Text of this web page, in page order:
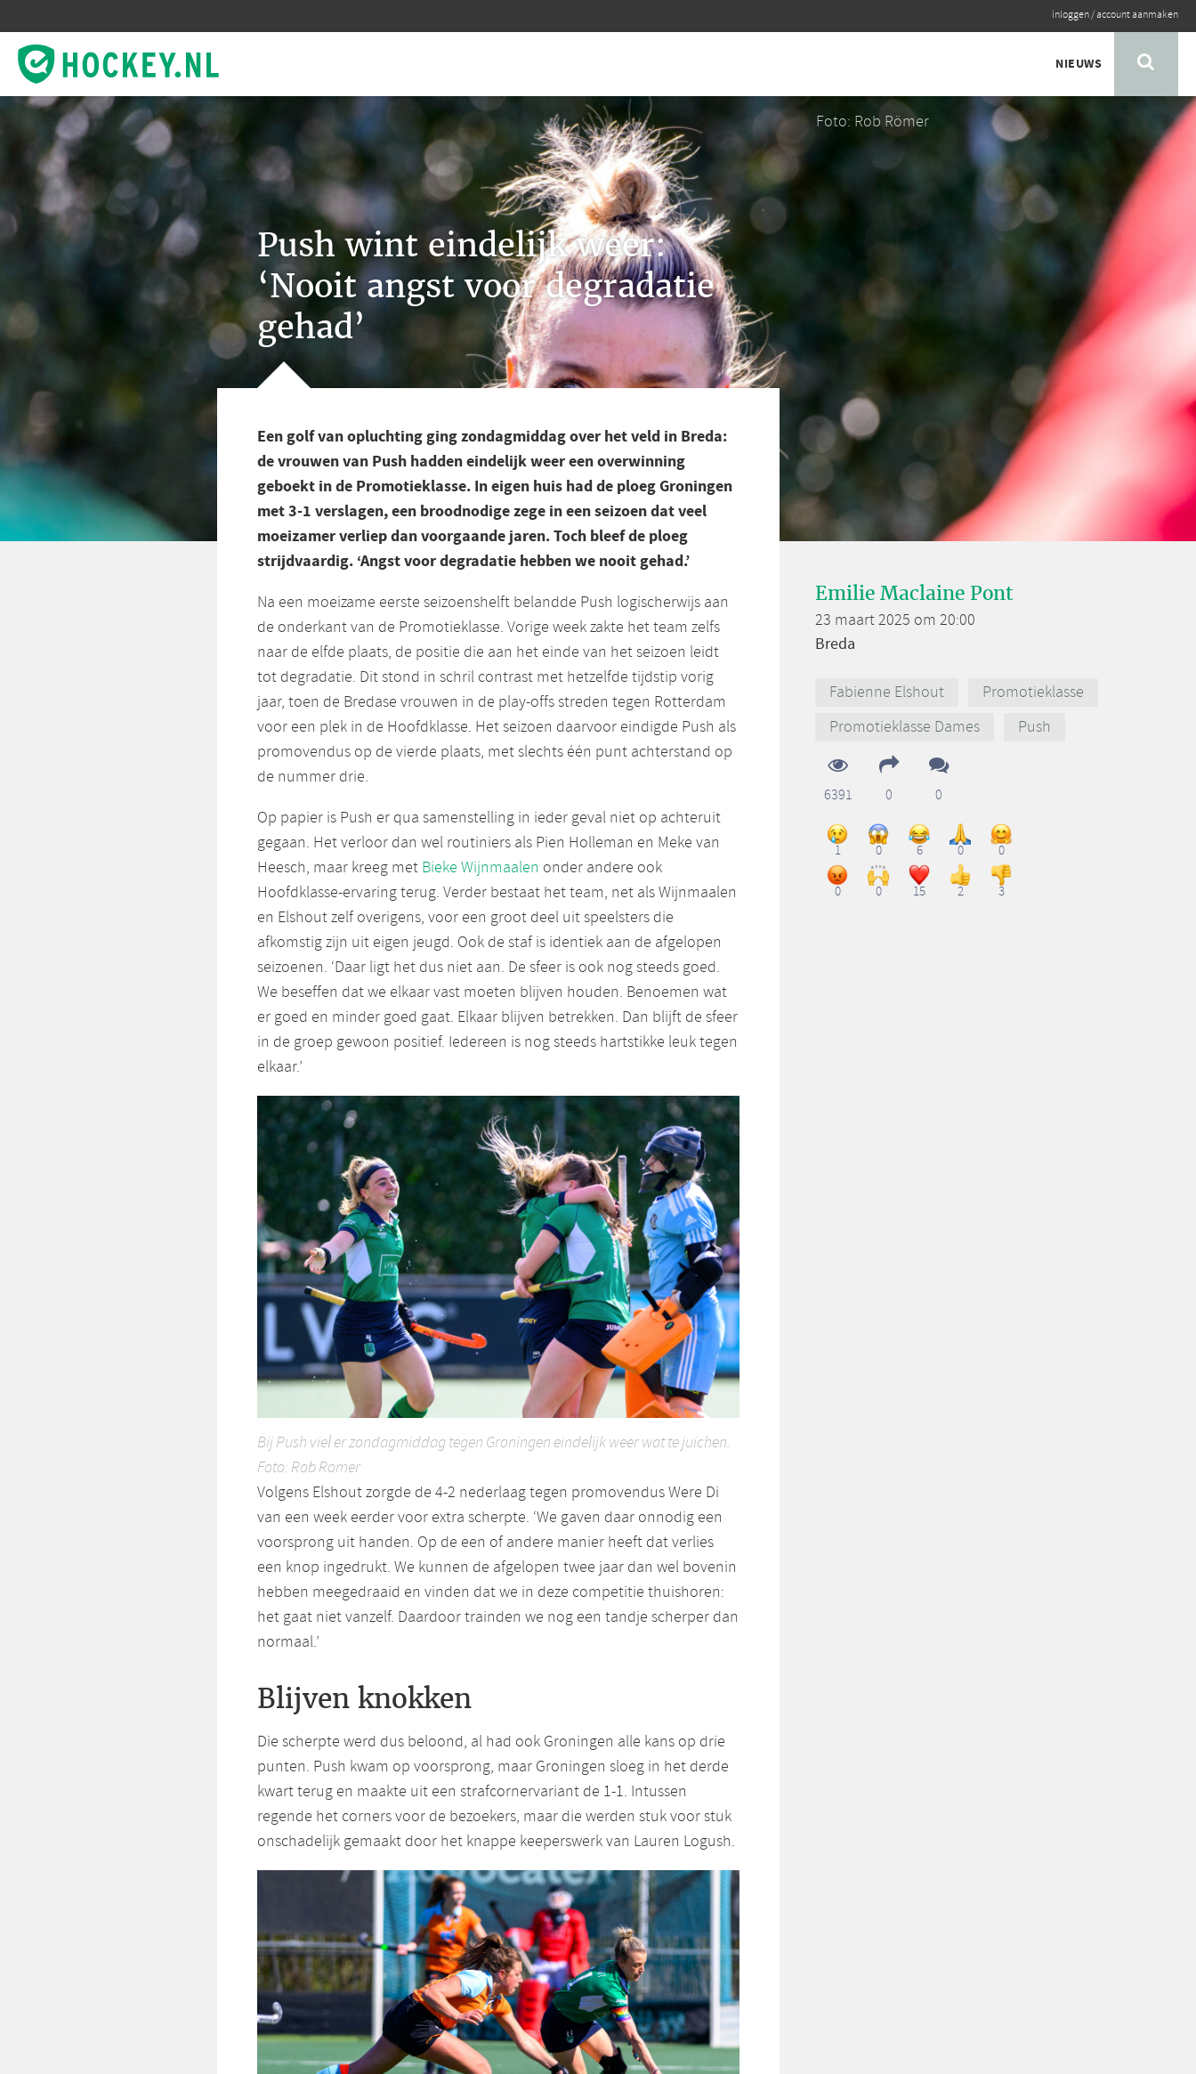
inloggen/account aanmaken
NIEUWS
Foto: Rob Römer
Push wint eindelijk weer:
‘Nooit angst voor degradatie
gehad’
Een golf van opluchting ging zondagmiddag over het veld in Breda:
de vrouwen van Push hadden eindelijk weer een overwinning
geboekt in de Promotieklasse. In eigen huis had de ploeg Groningen
met 3-1 verslagen, een broodnodige zege in een seizoen dat veel
moeizamer verliep dan voorgaande jaren. Toch bleef de ploeg
strijdvaardig. ‘Angst voor degradatie hebben we nooit gehad.’
Na een moeizame eerste seizoenshelft belandde Push logischerwijs aan
de onderkant van de Promotieklasse. Vorige week zakte het team zelfs
naar de elfde plaats, de positie die aan het einde van het seizoen leidt
tot degradatie. Dit stond in schril contrast met hetzelfde tijdstip vorig
jaar, toen de Bredase vrouwen in de play-offs streden tegen Rotterdam
voor een plek in de Hoofdklasse. Het seizoen daarvoor eindigde Push als
promovendus op de vierde plaats, met slechts één punt achterstand op
de nummer drie.
Op papier is Push er qua samenstelling in ieder geval niet op achteruit
gegaan. Het verloor dan wel routiniers als Pien Holleman en Meke van
Heesch, maar kreeg met Bieke Wijnmaalen onder andere ook
Hoofdklasse-ervaring terug. Verder bestaat het team, net als Wijnmaalen
en Elshout zelf overigens, voor een groot deel uit speelsters die
afkomstig zijn uit eigen jeugd. Ook de staf is identiek aan de afgelopen
seizoenen. ‘Daar ligt het dus niet aan. De sfeer is ook nog steeds goed.
We beseffen dat we elkaar vast moeten blijven houden. Benoemen wat
er goed en minder goed gaat. Elkaar blijven betrekken. Dan blijft de sfeer
in de groep gewoon positief. Iedereen is nog steeds hartstikke leuk tegen
elkaar.’
Bij Push viel er zondagmiddag tegen Groningen eindelijk weer wat te juichen.
Foto: Rob Romer
Volgens Elshout zorgde de 4-2 nederlaag tegen promovendus Were Di
van een week eerder voor extra scherpte. ‘We gaven daar onnodig een
voorsprong uit handen. Op de een of andere manier heeft dat verlies
een knop ingedrukt. We kunnen de afgelopen twee jaar dan wel bovenin
hebben meegedraaid en vinden dat we in deze competitie thuishoren:
het gaat niet vanzelf. Daardoor trainden we nog een tandje scherper dan
normaal.’
Blijven knokken
Die scherpte werd dus beloond, al had ook Groningen alle kans op drie
punten. Push kwam op voorsprong, maar Groningen sloeg in het derde
kwart terug en maakte uit een strafcornervariant de 1-1. Intussen
regende het corners voor de bezoekers, maar die werden stuk voor stuk
onschadelijk gemaakt door het knappe keeperswerk van Lauren Logush.
Emilie Maclaine Pont
23 maart 2025 om 20:00
Breda
Fabienne Elshout
Promotieklasse
Promotieklasse Dames
Push
6391 0 0
1 0 6 0 0
0 0 15 2 3